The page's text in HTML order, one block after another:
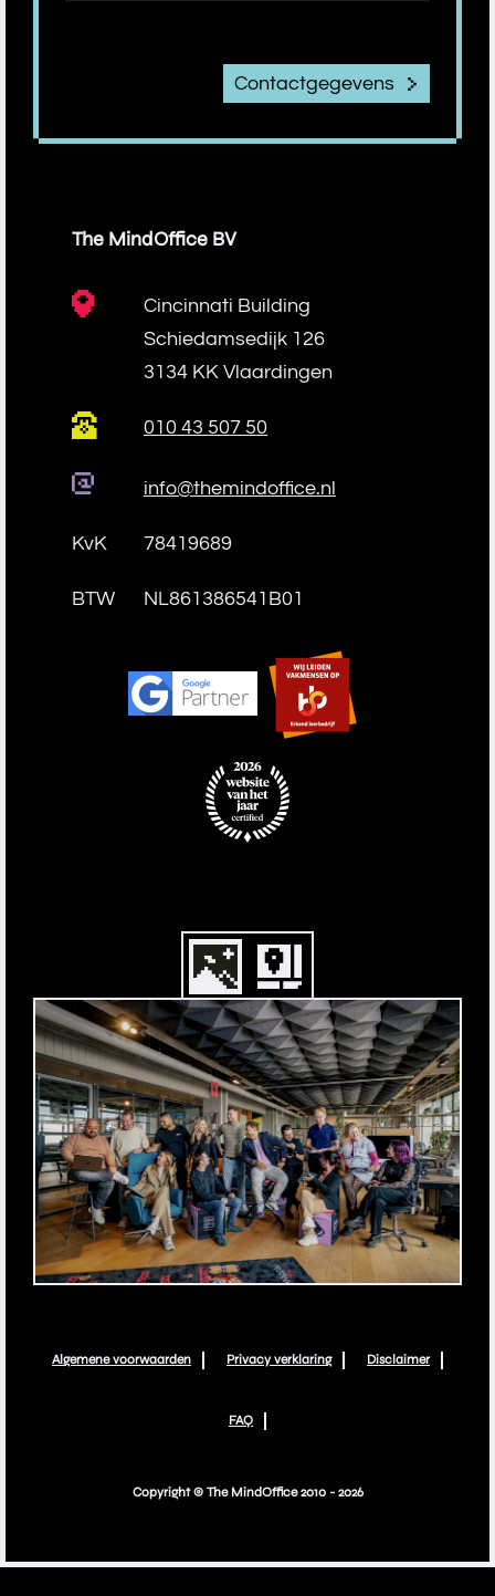
FAQ
Contactgegevens
The MindOffice BV
Cincinnati Building
Schiedamsedijk 126
3134 KK Vlaardingen
010 43 507 50
info@themindoffice.nl
KvK 78419689
BTW NL861386541B01
Algemene voorwaarden Privacy verklaring Disclaimer
FAQ
Copyright © The MindOffice 2010 - 2026